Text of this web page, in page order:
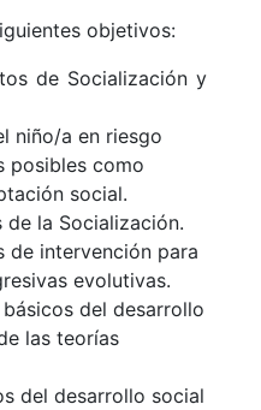
objetivos:
de Socialización y
niño/a en riesgo
posibles como
social.
la Socialización.
de intervención para
evolutivas.
del desarrollo
las teorías
del desarrollo social